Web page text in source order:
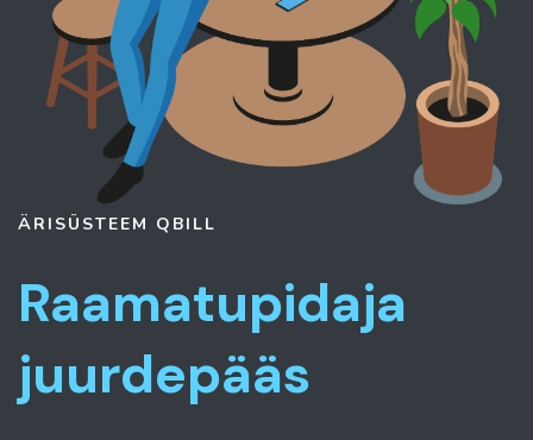
ÄRISÜSTEEM QBILL
Raamatupidaja
juurdepääs